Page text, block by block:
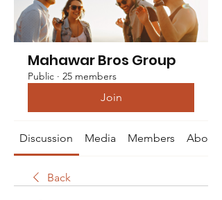
Mahawar Bros Group
Public · 25 members
Join
Discussion Media Members About
Back